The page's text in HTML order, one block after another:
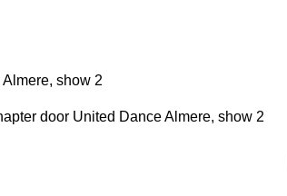
show 2
door United Dance Almere, show 2